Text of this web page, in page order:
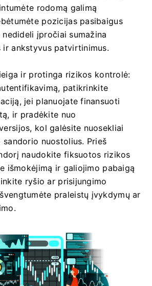
rodomą galimą
pozicijas pasibaigus
įpročiai sumažina
ankstyvus patvirtinimus.
ir protinga rizikos kontrolė:
patikrinkite
jei planuojate finansuoti
ir pradėkite nuo
kol galėsite nuosekliai
nuostolius. Prieš
naudokite fiksuotos rizikos
išmokėjimą ir galiojimo pabaigą
ryšio ar prisijungimo
praleistų įvykdymų ar